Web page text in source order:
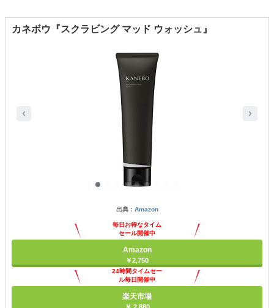
カネボウ『スクラビング マッド ウォッシュ』
出典： Amazon
毎日お得なタイム
セール開催中
Amazon
￥2,750
24時間タイムセー
ル毎日開催中
楽天市場